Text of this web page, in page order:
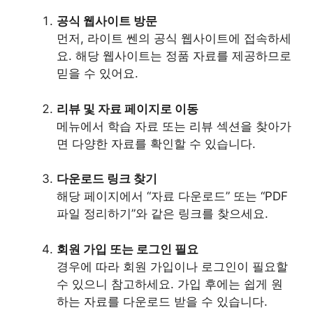
공식 웹사이트 방문
먼저, 라이트 쎈의 공식 웹사이트에 접속하세
요. 해당 웹사이트는 정품 자료를 제공하므로
믿을 수 있어요.
리뷰 및 자료 페이지로 이동
메뉴에서 학습 자료 또는 리뷰 섹션을 찾아가
면 다양한 자료를 확인할 수 있습니다.
다운로드 링크 찾기
해당 페이지에서 “자료 다운로드” 또는 “PDF
파일 정리하기”와 같은 링크를 찾으세요.
회원 가입 또는 로그인 필요
경우에 따라 회원 가입이나 로그인이 필요할
수 있으니 참고하세요. 가입 후에는 쉽게 원
하는 자료를 다운로드 받을 수 있습니다.